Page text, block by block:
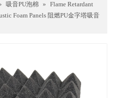
吸音PU泡棉 » Flame Retardant
Foam Panels 阻燃PU金字塔吸音